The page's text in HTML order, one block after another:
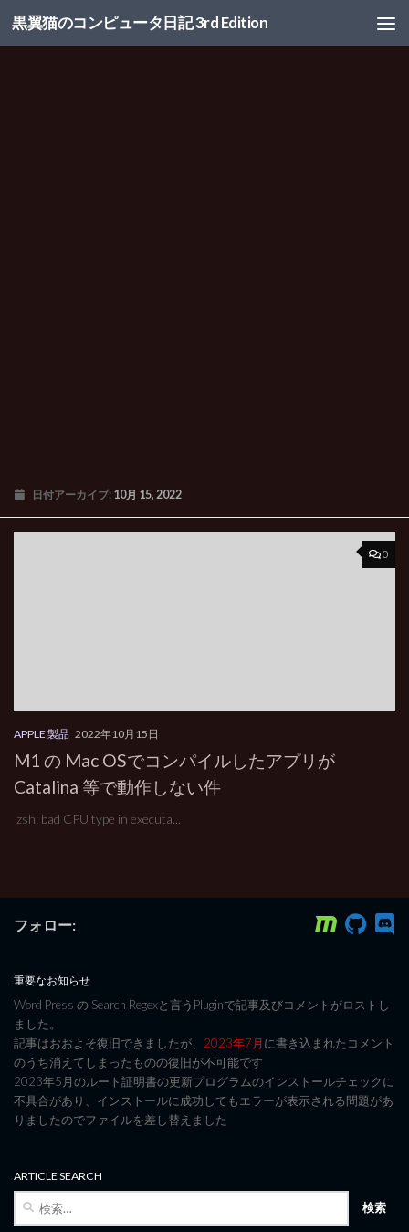
コンテンツへスキップ
黒翼猫のコンピュータ日記 3rd Edition
日付アーカイブ: 10月 15, 2022
0
APPLE 製品 2022年10月15日
M1 の Mac OSでコンパイルしたアプリが
Catalina 等で動作しない件
zsh: bad CPU type in executa...
フォロー:
重要なお知らせ
Word Press の Search Regexと言うPluginで記事及びコメントがロストし
ました。
記事はおおよそ復旧できましたが、 2023年7月に書き込まれたコメント
のうち消えてしまったものの復旧が不可能です
2023年5月のルート証明書の更新プログラムのインストールチェックに
不具合があり、インストールに成功してもエラーが表示される問題があ
りましたのでファイルを差し替えました
ARTICLE SEARCH